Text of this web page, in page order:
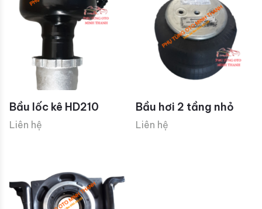
Bầu lốc kê HD210
Liên hệ
Bầu hơi 2 tầng nhỏ
Liên hệ